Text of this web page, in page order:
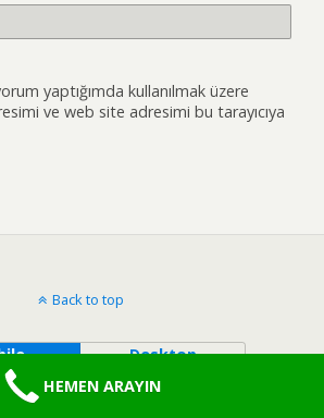
yaptığımda kullanılmak üzere
ve web site adresimi bu tarayıcıya
Back to top
Desktop
HEMEN ARAYIN